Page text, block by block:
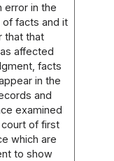
error in the
of facts and it
that that
affected
facts
in the
and
examined
of first
which are
to show